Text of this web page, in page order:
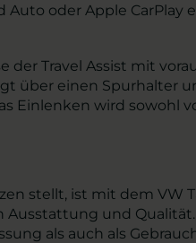
oder Apple
Travel Assist mit
über einen Spurhalter
Einlenken wird sowohl
stellt, ist mit dem VW
und
als auch als